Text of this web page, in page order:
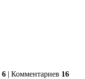
6 | Комментариев 16